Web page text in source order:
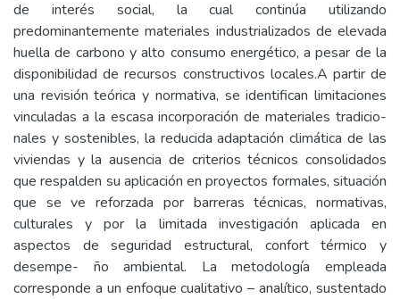
de interés social, la cual continúa utilizando
predominantemente materiales industrializados de elevada
huella de carbono y alto consumo energético, a pesar de la
disponibilidad de recursos constructivos locales.A partir de
una revisión teórica y normativa, se identifican limitaciones
vinculadas a la escasa incorporación de materiales tradicio-
nales y sostenibles, la reducida adaptación climática de las
viviendas y la ausencia de criterios técnicos consolidados
que respalden su aplicación en proyectos formales, situación
que se ve reforzada por barreras técnicas, normativas,
culturales y por la limitada investigación aplicada en
aspectos de seguridad estructural, confort térmico y
desempe- ño ambiental. La metodología empleada
corresponde a un enfoque cualitativo – analítico, sustentado